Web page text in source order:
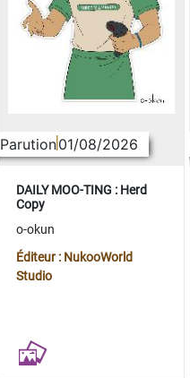
Parution01/08/2026
DAILY MOO-TING : Herd
Copy
o-okun
Éditeur : NukooWorld
Studio